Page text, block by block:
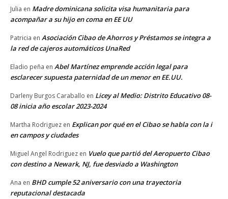
Julia en Madre dominicana solicita visa humanitaria para
acompañar a su hijo en coma en EE UU
Patricia en Asociación Cibao de Ahorros y Préstamos se integra a
la red de cajeros automáticos UnaRed
Eladio peña en Abel Martínez emprende acción legal para
esclarecer supuesta paternidad de un menor en EE.UU.
Darleny Burgos Caraballo en Licey al Medio: Distrito Educativo 08-
08 inicia año escolar 2023-2024
Martha Rodriguez en Explican por qué en el Cibao se habla con la i
en campos y ciudades
Miguel Angel Rodriguez en Vuelo que partió del Aeropuerto Cibao
con destino a Newark, NJ, fue desviado a Washington
Ana en BHD cumple 52 aniversario con una trayectoria
reputacional destacada